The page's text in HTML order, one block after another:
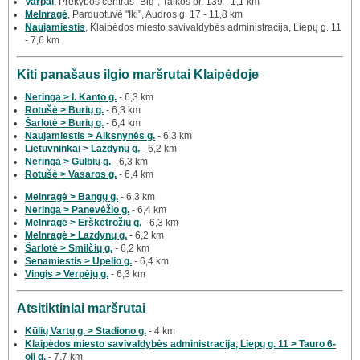
Melnragė , Parduotuvė "Iki", Audros g. 17 - 11,8 km
Naujamiestis , Klaipėdos miesto savivaldybės administracija, Liepų g. 11
- 7,6 km
Kiti panašaus ilgio maršrutai Klaipėdoje
Neringa > I. Kanto g. - 6,3 km
Rotušė > Burių g. - 6,3 km
Šarlotė > Burių g. - 6,4 km
Naujamiestis > Alksnynės g. - 6,3 km
Lietuvninkai > Lazdynų g. - 6,2 km
Neringa > Gulbių g. - 6,3 km
Rotušė > Vasaros g. - 6,4 km
Melnragė > Bangų g. - 6,3 km
Neringa > Panevėžio g. - 6,4 km
Melnragė > Erškėtrožių g. - 6,3 km
Melnragė > Lazdynų g. - 6,2 km
Šarlotė > Smilčių g. - 6,2 km
Senamiestis > Upelio g. - 6,4 km
Vingis > Verpėjų g. - 6,3 km
Atsitiktiniai maršrutai
Kūlių Vartų g. > Stadiono g. - 4 km
Klaipėdos miesto savivaldybės administracija, Liepų g. 11 > Tauro 6-
oji g. - 7,7 km